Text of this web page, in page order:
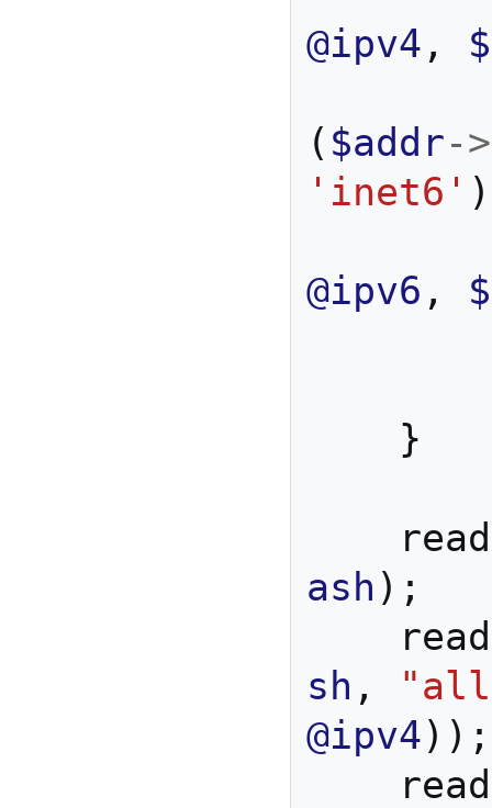
@ipv4 ,
( $addr->
'inet6' )
@ipv6 ,
}
ash );
sh ,
@ipv4));